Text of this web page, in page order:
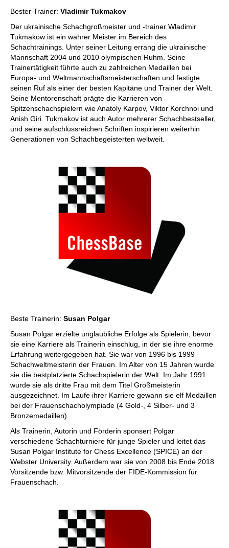
Bester Trainer: Vladimir Tukmakov
Der ukrainische Schachgroßmeister und -trainer Wladimir
Tukmakow ist ein wahrer Meister im Bereich des
Schachtrainings. Unter seiner Leitung errang die ukrainische
Mannschaft 2004 und 2010 olympischen Ruhm. Seine
Trainertätigkeit führte auch zu zahlreichen Medaillen bei
Europa- und Weltmannschaftsmeisterschaften und festigte
seinen Ruf als einer der besten Kapitäne und Trainer der Welt.
Seine Mentorenschaft prägte die Karrieren von
Spitzenschachspielern wie Anatoly Karpov, Viktor Korchnoi und
Anish Giri. Tukmakov ist auch Autor mehrerer Schachbestseller,
und seine aufschlussreichen Schriften inspirieren weiterhin
Generationen von Schachbegeisterten weltweit.
Beste Trainerin: Susan Polgar
Susan Polgar erzielte unglaubliche Erfolge als Spielerin, bevor
sie eine Karriere als Trainerin einschlug, in der sie ihre enorme
Erfahrung weitergegeben hat. Sie war von 1996 bis 1999
Schachweltmeisterin der Frauen. Im Alter von 15 Jahren wurde
sie die bestplatzierte Schachspielerin der Welt. Im Jahr 1991
wurde sie als dritte Frau mit dem Titel Großmeisterin
ausgezeichnet. Im Laufe ihrer Karriere gewann sie elf Medaillen
bei der Frauenschacholympiade (4 Gold-, 4 Silber- und 3
Bronzemedaillen).
Als Trainerin, Autorin und Förderin sponsert Polgar
verschiedene Schachturniere für junge Spieler und leitet das
Susan Polgar Institute for Chess Excellence (SPICE) an der
Webster University. Außerdem war sie von 2008 bis Ende 2018
Vorsitzende bzw. Mitvorsitzende der FIDE-Kommission für
Frauenschach.